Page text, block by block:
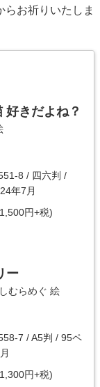
お祈りいたしま
好きだよね？
8 / 四六判 /
年7月
円+税)
ー
むらめぐ 絵
7 / A5判 / 95ペ
円+税)